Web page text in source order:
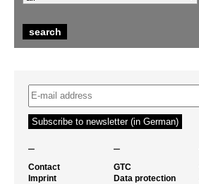
– –
Contact
Imprint
GTC
Data protection